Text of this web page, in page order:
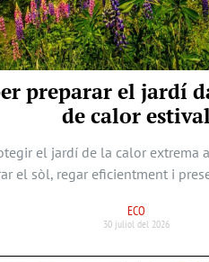
preparar el jardí
de calor estival
el jardí de la calor extrema
el sòl, regar eficientment i
ECO
30 juliol del 2026